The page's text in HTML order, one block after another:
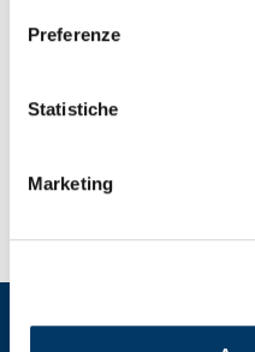
Preferenze
Statistiche
Marketing
ALLENAMENTO
07.08.26